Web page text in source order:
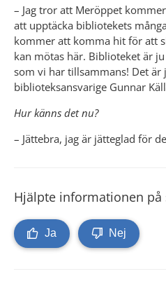
– Jag tror att Meröppet
att upptäcka bibliotekets
kommer att komma hit för att
kan mötas här. Biblioteket är
som vi har tillsammans! Det
biblioteksansvarige Gunnar
Hur känns det nu?
– Jättebra, jag är jätteglad för
Hjälpte informationen på
Ja Nej